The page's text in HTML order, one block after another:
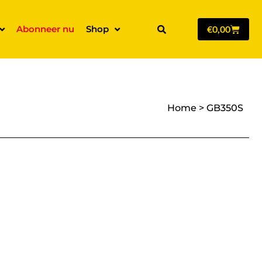
Abonneer nu Shop €0,00
Home > GB350S